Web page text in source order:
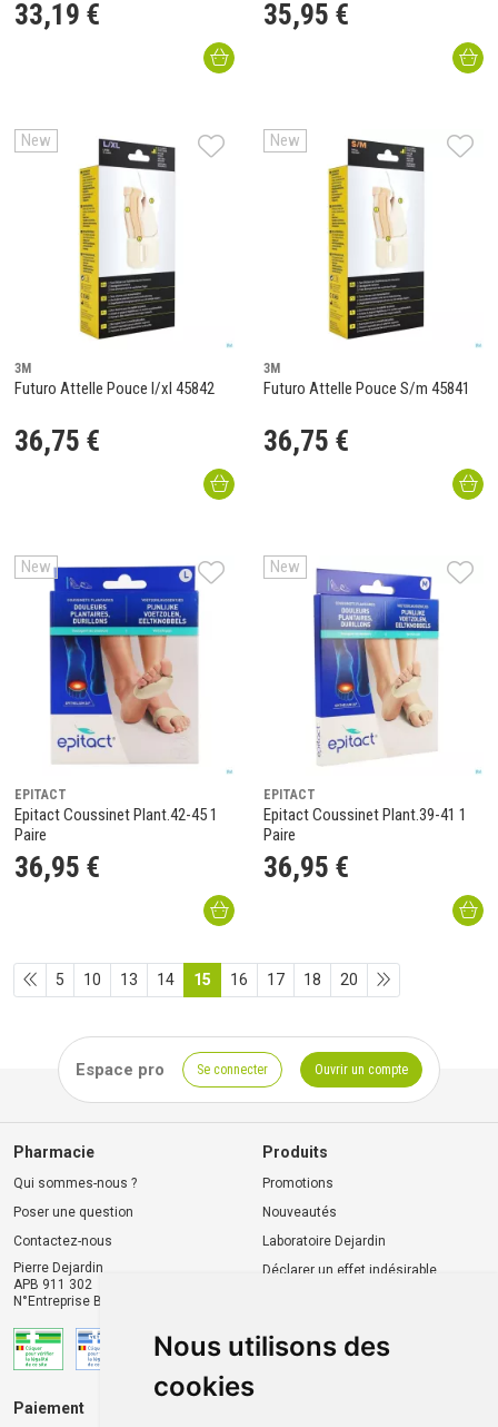
Nous utilisons des
cookies
33,19 € 35,95 €
New
3M
Futuro Attelle Pouce l/xl 45842
36,75 €
New
3M
Futuro Attelle Pouce S/m 45841
36,75 €
New
EPITACT
Epitact Coussinet Plant.42-45 1
Paire
36,95 €
New
EPITACT
Epitact Coussinet Plant.39-41 1
Paire
36,95 €
5 10 13 14 15 16 17 18 20
Espace pro Se connecter Ouvrir un compte
Pharmacie
Qui sommes-nous ?
Poser une question
Contactez-nous
Pierre Dejardin
APB 911 302
N°Entreprise BE0446.901.764
Produits
Promotions
Nouveautés
Laboratoire Dejardin
Déclarer un effet indésirable
Paiement